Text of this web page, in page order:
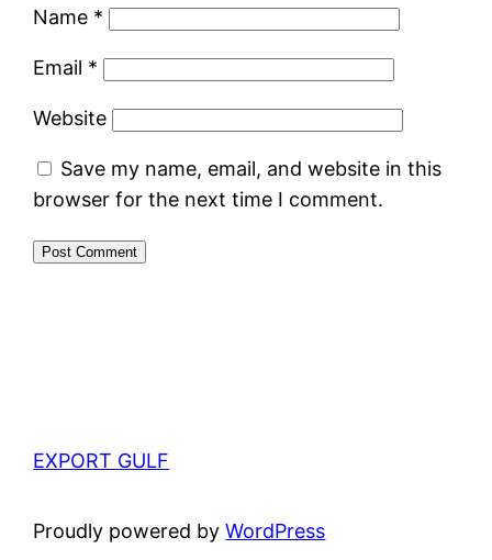
Name *
Email *
Website
Save my name, email, and website in this
browser for the next time I comment.
EXPORT GULF
Proudly powered byWordPress